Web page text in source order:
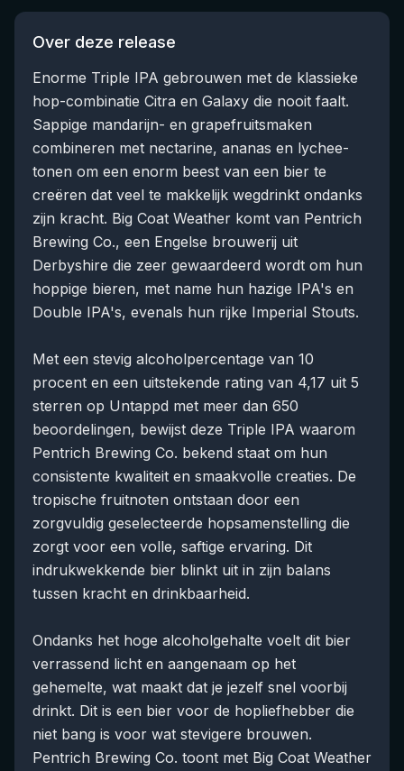
Over deze release
Enorme Triple IPA gebrouwen met de klassieke
hop-combinatie Citra en Galaxy die nooit faalt.
Sappige mandarijn- en grapefruitsmaken
combineren met nectarine, ananas en lychee-
tonen om een enorm beest van een bier te
creëren dat veel te makkelijk wegdrinkt ondanks
zijn kracht. Big Coat Weather komt van Pentrich
Brewing Co., een Engelse brouwerij uit
Derbyshire die zeer gewaardeerd wordt om hun
hoppige bieren, met name hun hazige IPA's en
Double IPA's, evenals hun rijke Imperial Stouts.
Met een stevig alcoholpercentage van 10
procent en een uitstekende rating van 4,17 uit 5
sterren op Untappd met meer dan 650
beoordelingen, bewijst deze Triple IPA waarom
Pentrich Brewing Co. bekend staat om hun
consistente kwaliteit en smaakvolle creaties. De
tropische fruitnoten ontstaan door een
zorgvuldig geselecteerde hopsamenstelling die
zorgt voor een volle, saftige ervaring. Dit
indrukwekkende bier blinkt uit in zijn balans
tussen kracht en drinkbaarheid.
Ondanks het hoge alcoholgehalte voelt dit bier
verrassend licht en aangenaam op het
gehemelte, wat maakt dat je jezelf snel voorbij
drinkt. Dit is een bier voor de hopliefhebber die
niet bang is voor wat stevigere brouwen.
Pentrich Brewing Co. toont met Big Coat Weather